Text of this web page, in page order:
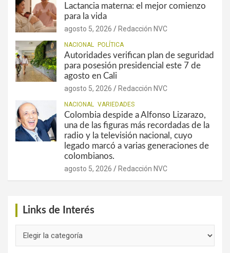
Lactancia materna: el mejor comienzo
para la vida
agosto 5, 2026 Redacción NVC
NACIONAL POLÍTICA
Autoridades verifican plan de seguridad
para posesión presidencial este 7 de
agosto en Cali
agosto 5, 2026 Redacción NVC
NACIONAL VARIEDADES
Colombia despide a Alfonso Lizarazo,
una de las figuras más recordadas de la
radio y la televisión nacional, cuyo
legado marcó a varias generaciones de
colombianos.
agosto 5, 2026 Redacción NVC
Links de Interés